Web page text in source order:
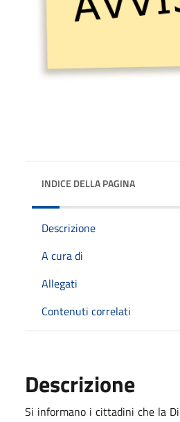
INDICE DELLA PAGINA
Descrizione
A cura di
Allegati
Contenuti correlati
Descrizione
Si informano i cittadini che la